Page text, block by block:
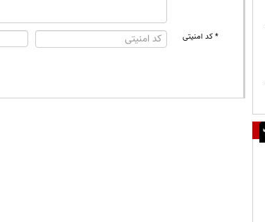
* کد امنیتی